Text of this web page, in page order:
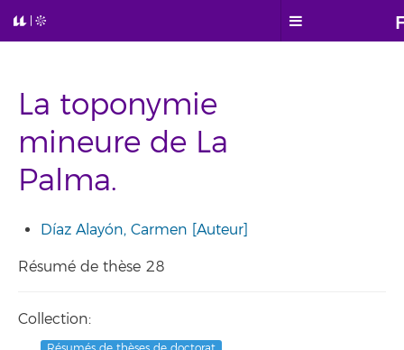
La toponymie
mineure de La
Palma.
Díaz Alayón, Carmen [Auteur]
Résumé de thèse 28
Collection: